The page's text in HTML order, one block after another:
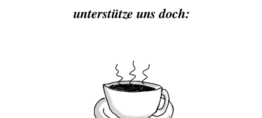
unterstütze uns doch: